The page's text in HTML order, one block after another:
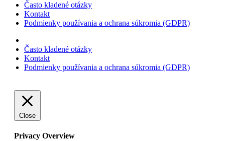
Často kladené otázky
Kontakt
Podmienky používania a ochrana súkromia (GDPR)
Často kladené otázky
Kontakt
Podmienky používania a ochrana súkromia (GDPR)
Close
Privacy Overview